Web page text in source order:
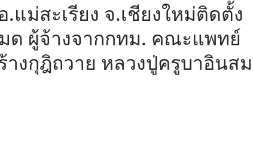
แม่สะเรียง จ.เชียงใหม่ติดตั้ง
ด ผู้จ้างจากกทม. คณะแพทย์
างกุฎิถวาย หลวงปู่ครูบาอินสม